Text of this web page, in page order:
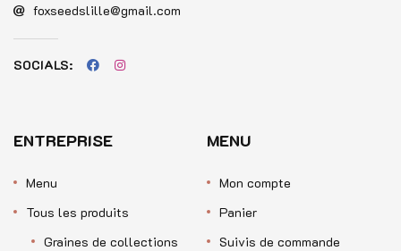
foxseedslille@gmail.com
SOCIALS:
ENTREPRISE
Menu
Tous les produits
Graines de collections
MENU
Mon compte
Panier
Suivis de commande